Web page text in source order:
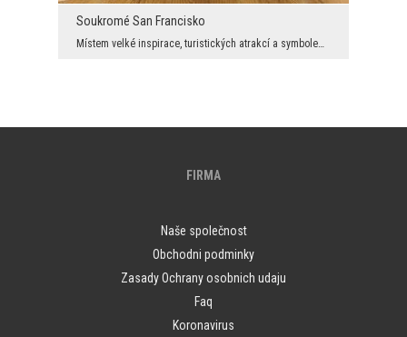
Soukromé San Francisko
Místem velké inspirace, turistických atrakcí a symbolem San Franciska, k tomu ještě třeba zmínit,...
FIRMA
Naše společnost
Obchodni podminky
Zasady Ochrany osobnich udaju
Faq
Koronavirus